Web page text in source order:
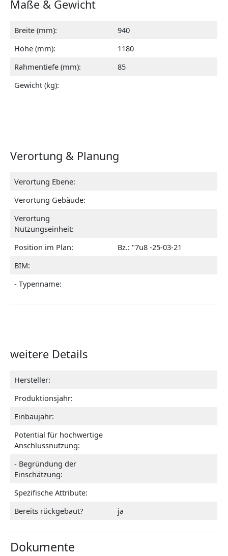
Maße & Gewicht
Breite (mm):
940
Höhe (mm):
1180
Rahmentiefe (mm):
85
Gewicht (kg):
Verortung & Planung
Verortung Ebene:
Verortung Gebäude:
Verortung
Nutzungseinheit:
Position im Plan:
Bz.: "7u8 -25-03-21
BIM:
- Typenname:
weitere Details
Hersteller:
Produktionsjahr:
Einbaujahr:
Potential für hochwertige
Anschlussnutzung:
- Begründung der
Einschätzung:
Spezifische Attribute:
Bereits rückgebaut?
ja
Dokumente